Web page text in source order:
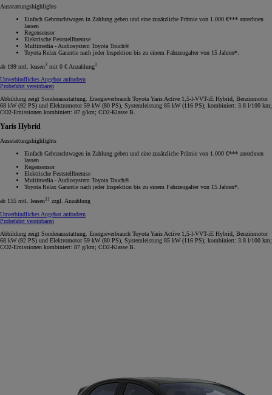
Ausstattungshighlights
Einfach Gebrauchtwagen in Zahlung geben und eine zusätzliche Prämie von 1.000 €*** anrechnen
lassen
Regensensor
Elektrische Feststellbremse
Multimedia - Audiosystem Toyota Touch®
Toyota Relax Garantie nach jeder Inspektion bis zu einem Fahrzeugalter von 15 Jahren*.
ab 199 mtl. leasen3 mit 0 € Anzahlung1
Unverbindliches Angebot anfordern
Probefahrt vereinbaren
Abbildung zeigt Sonderausstattung. Energieverbrauch Toyota Yaris Active 1,5-l-VVT-iE Hybrid, Benzinmotor
68 kW (92 PS) und Elektromotor 59 kW (80 PS), Systemleistung 85 kW (116 PS); kombiniert: 3.8 l/100 km;
CO2-Emissionen kombiniert: 87 g/km; CO2-Klasse B.
Yaris Hybrid
Ausstattungshighlights
Einfach Gebrauchtwagen in Zahlung geben und eine zusätzliche Prämie von 1.000 €*** anrechnen
lassen
Regensensor
Elektrische Feststellbremse
Multimedia - Audiosystem Toyota Touch®
Toyota Relax Garantie nach jeder Inspektion bis zu einem Fahrzeugalter von 15 Jahren*.
ab 155 mtl. leasen11 zzgl. Anzahlung
Unverbindliches Angebot anfordern
Probefahrt vereinbaren
Abbildung zeigt Sonderausstattung. Energieverbrauch Toyota Yaris Active 1,5-l-VVT-iE Hybrid, Benzinmotor
68 kW (92 PS) und Elektromotor 59 kW (80 PS), Systemleistung 85 kW (116 PS); kombiniert: 3.8 l/100 km;
CO2-Emissionen kombiniert: 87 g/km; CO2-Klasse B.